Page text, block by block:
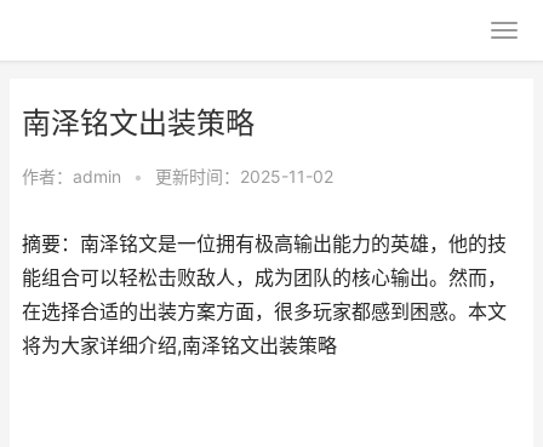
南泽铭文出装策略
作者： admin • 更新时间：2025-11-02
摘要：南泽铭文是一位拥有极高输出能力的英雄，他的技
能组合可以轻松击败敌人，成为团队的核心输出。然而，
在选择合适的出装方案方面，很多玩家都感到困惑。本文
将为大家详细介绍,南泽铭文出装策略